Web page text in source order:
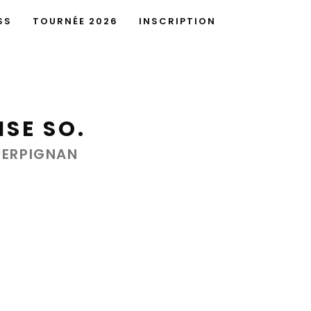
TOURNÉE 2026 INSCRIPTION
SO.